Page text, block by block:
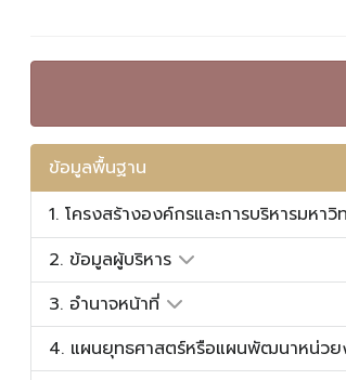
ข้อมูลพื้นฐาน
1. โครงสร้างองค์กรและการบริหารมหา
2. ข้อมูลผู้บริหาร
3. อำนาจหน้าที่
4. แผนยุทธศาสตร์หรือแผนพัฒนาหน่วย